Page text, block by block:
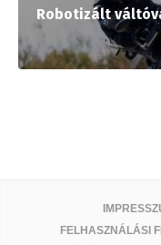
Robotizált
FELHASZNÁLÁSI